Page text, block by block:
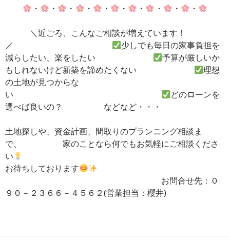
・ ・ ・ ・ ・ ・ ・ ・ ・ ・
＼近ごろ、こんなご相談が増えています！
／
少しでも毎日の家事負担を
減らしたい、楽をしたい
予算が厳しいか
もしれないけど新築を諦めたくない
理想
の土地が見つからな
い
どのローンを
選べば良いの？ などなど・・・
土地探しや、資金計画、間取りのプランニング相談ま
で、 家のことなら何でもお気軽にご相談くださ
い
お待ちしております
お問合せ先：０
９０－２３６６－４５６２(営業担当：櫻井)